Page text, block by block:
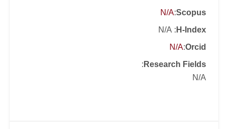
Scopus
:
N/A
H-Index
: N/A
Orcid
:
N/A
Research Fields
:
N/A